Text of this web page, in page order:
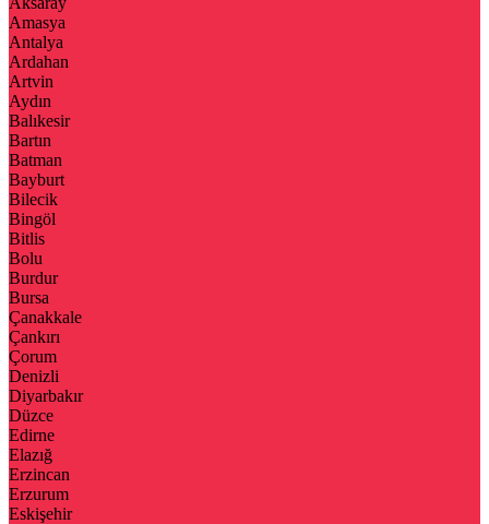
Amasya
Antalya
Ardahan
Artvin
Aydın
Balıkesir
Bartın
Batman
Bayburt
Bilecik
Bingöl
Bitlis
Bolu
Burdur
Bursa
Çanakkale
Çankırı
Çorum
Denizli
Diyarbakır
Düzce
Edirne
Elazığ
Erzincan
Erzurum
Eskişehir